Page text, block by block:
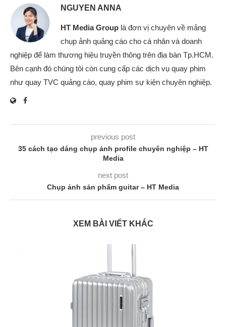
NGUYEN ANNA
HT Media Group là đơn vị chuyên về mảng
chụp ảnh quảng cáo cho cá nhân và doanh
nghiệp để làm thương hiệu truyền thông trên địa bàn Tp.HCM.
Bên cạnh đó chúng tôi còn cung cấp các dịch vụ quay phim
như quay TVC quảng cáo, quay phim sự kiện chuyên nghiệp.
previous post
35 cách tạo dáng chụp ảnh profile chuyên nghiệp – HT
Media
next post
Chụp ảnh sản phẩm guitar – HT Media
XEM BÀI VIẾT KHÁC